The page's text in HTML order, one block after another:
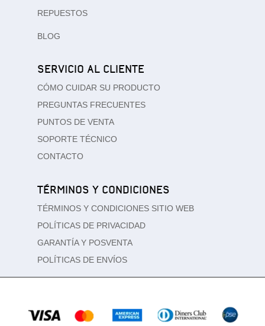
REPUESTOS
BLOG
SERVICIO AL CLIENTE
CÓMO CUIDAR SU PRODUCTO
PREGUNTAS FRECUENTES
PUNTOS DE VENTA
SOPORTE TÉCNICO
CONTACTO
TÉRMINOS Y CONDICIONES
TÉRMINOS Y CONDICIONES SITIO WEB
POLÍTICAS DE PRIVACIDAD
GARANTÍA Y POSVENTA
POLÍTICAS DE ENVÍOS